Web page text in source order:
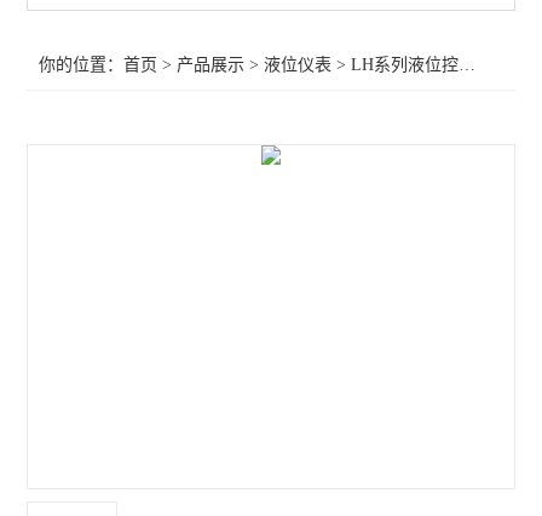
你的位置：首页 > 产品展示 >液位仪表 >LH系列液位控制开关